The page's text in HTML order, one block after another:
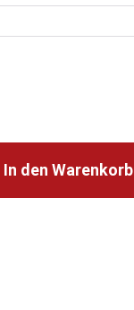
In den Warenkorb